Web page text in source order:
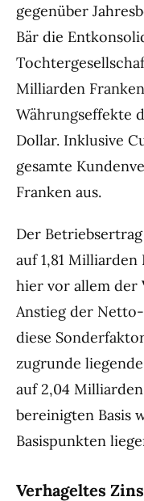
gegenüber
Bär die
Milliarden
Währungseffekte
Dollar. Inklusive
gesamte
Franken aus.
Der
auf 1,81
hier vor allem der
Anstieg der
diese
zugrunde
auf 2,04
bereinigten Basis
Basispunkten
Verhageltes